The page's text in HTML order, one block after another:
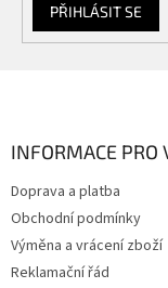
PŘIHLÁSIT SE
INFORMACE PRO
Doprava a platba
Obchodní podmínky
Výměna a vrácení zboží
Reklamační řád